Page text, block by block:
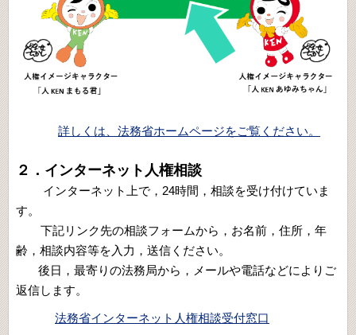
詳しくは、法務省ホームページをご覧ください。
２．インターネット人権相談
インターネット上で，24時間，相談を受け付けていま
す。
下記リンク先の相談フォームから，お名前，住所，年
齢，相談内容等を入力，送信ください。
後日，最寄りの法務局から，メールや電話などによりご
返信します。
法務省インターネット人権相談受付窓口